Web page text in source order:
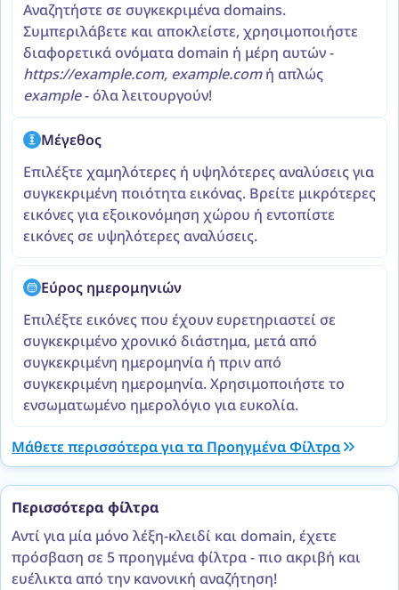
Αναζητήστε σε συγκεκριμένα domains.
Συμπεριλάβετε και αποκλείστε, χρησιμοποιήστε
διαφορετικά ονόματα domain ή μέρη αυτών -
https://example.com, example.comή απλώς
example- όλα λειτουργούν!
Μέγεθος
Επιλέξτε χαμηλότερες ή υψηλότερες αναλύσεις για
συγκεκριμένη ποιότητα εικόνας. Βρείτε μικρότερες
εικόνες για εξοικονόμηση χώρου ή εντοπίστε
εικόνες σε υψηλότερες αναλύσεις.
Εύρος ημερομηνιών
Επιλέξτε εικόνες που έχουν ευρετηριαστεί σε
συγκεκριμένο χρονικό διάστημα, μετά από
συγκεκριμένη ημερομηνία ή πριν από
συγκεκριμένη ημερομηνία. Χρησιμοποιήστε το
ενσωματωμένο ημερολόγιο για ευκολία.
Μάθετε περισσότερα για τα Προηγμένα Φίλτρα
Περισσότερα φίλτρα
Αντί για μία μόνο λέξη-κλειδί και domain, έχετε
πρόσβαση σε 5 προηγμένα φίλτρα - πιο ακριβή και
ευέλικτα από την κανονική αναζήτηση!